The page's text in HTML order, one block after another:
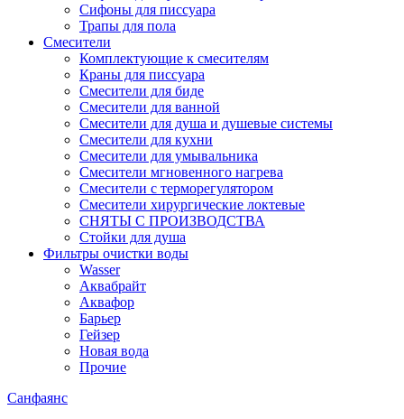
Сифоны для писсуара
Трапы для пола
Смесители
Комплектующие к смесителям
Краны для писсуара
Смесители для биде
Смесители для ванной
Смесители для душа и душевые системы
Смесители для кухни
Смесители для умывальника
Смесители мгновенного нагрева
Смесители с терморегулятором
Смесители хирургические локтевые
СНЯТЫ С ПРОИЗВОДСТВА
Стойки для душа
Фильтры очистки воды
Wasser
Аквабрайт
Аквафор
Барьер
Гейзер
Новая вода
Прочие
Санфаянс